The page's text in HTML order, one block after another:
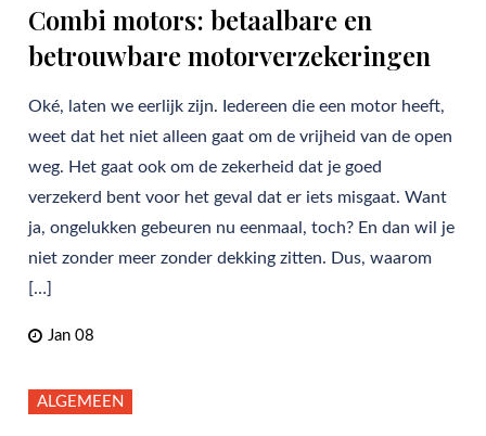
Combi motors: betaalbare en
betrouwbare motorverzekeringen
Oké, laten we eerlijk zijn. Iedereen die een motor heeft,
weet dat het niet alleen gaat om de vrijheid van de open
weg. Het gaat ook om de zekerheid dat je goed
verzekerd bent voor het geval dat er iets misgaat. Want
ja, ongelukken gebeuren nu eenmaal, toch? En dan wil je
niet zonder meer zonder dekking zitten. Dus, waarom
[…]
Jan 08
ALGEMEEN